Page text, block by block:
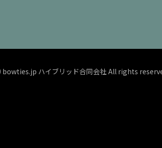
ハイブリッド合同会社 All rights